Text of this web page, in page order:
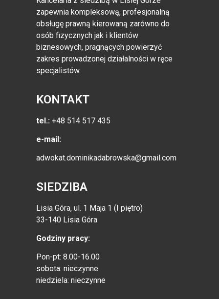
zapewnia kompleksową, profesjonalną
obsługę prawną kierowaną zarówno do
osób fizycznych jak i klientów
biznesowych, pragnących powierzyć
zakres prowadzonej działalności w ręce
specjalistów.
KONTAKT
tel.: +48 514 517 435
e-mail:
adwokat.dominikadabrowska@gmail.com
SIEDZIBA
Lisia Góra, ul. 1 Maja 1 (I piętro)
33-140 Lisia Góra
Godziny pracy:
Pon-pt: 8.00-16.00
sobota: nieczynne
niedziela: nieczynne